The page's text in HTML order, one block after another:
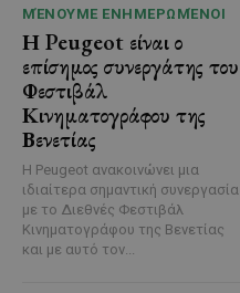
ΜΈΝΟΥΜΕ ΕΝΗΜΕΡΩΜΈΝΟΙ
Η Peugeot είναι ο
επίσημος συνεργάτης του
Φεστιβάλ
Κινηματογράφου της
Βενετίας
Η Peugeot ανακοινώνει μια
ιδιαίτερα σημαντική συνεργασία
με το Διεθνές Φεστιβάλ
Κινηματογράφου της Βενετίας
και με αυτό τον...